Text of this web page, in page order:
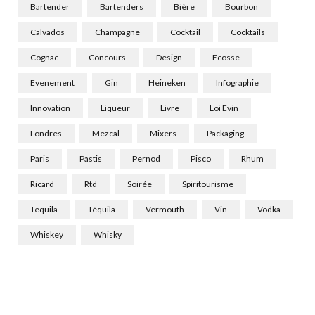
Bartender Bartenders Bière Bourbon
Calvados Champagne Cocktail Cocktails
Cognac Concours Design Ecosse
Evenement Gin Heineken Infographie
Innovation Liqueur Livre Loi Evin
Londres Mezcal Mixers Packaging
Paris Pastis Pernod Pisco Rhum
Ricard Rtd Soirée Spiritourisme
Tequila Téquila Vermouth Vin Vodka
Whiskey Whisky